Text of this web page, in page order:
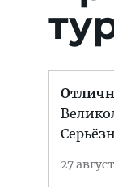
27